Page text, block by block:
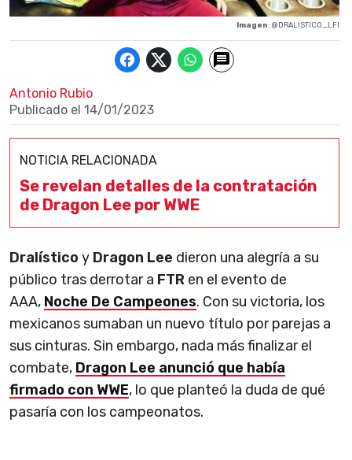
Imagen: @DRALISTICO_LFI
Antonio Rubio
Publicado el 14/01/2023
NOTICIA RELACIONADA
Se revelan detalles de la contratación
de Dragon Lee por WWE
Dralístico y Dragon Lee dieron una alegría a su
público tras derrotar a FTR en el evento de
AAA, Noche De Campeones. Con su victoria, los
mexicanos sumaban un nuevo título por parejas a
sus cinturas. Sin embargo, nada más finalizar el
combate, Dragon Lee anunció que había
firmado con WWE, lo que planteó la duda de qué
pasaría con los campeonatos.